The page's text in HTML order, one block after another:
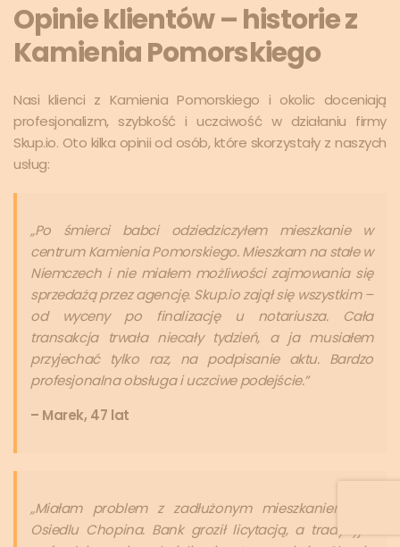
Opinie klientów – historie z
Kamienia Pomorskiego
Nasi klienci z Kamienia Pomorskiego i okolic doceniają
profesjonalizm, szybkość i uczciwość w działaniu firmy
Skup.io. Oto kilka opinii od osób, które skorzystały z naszych
usług:
„Po śmierci babci odziedziczyłem mieszkanie w
centrum Kamienia Pomorskiego. Mieszkam na stałe w
Niemczech i nie miałem możliwości zajmowania się
sprzedażą przez agencję. Skup.io zajął się wszystkim –
od wyceny po finalizację u notariusza. Cała
transakcja trwała niecały tydzień, a ja musiałem
przyjechać tylko raz, na podpisanie aktu. Bardzo
profesjonalna obsługa i uczciwe podejście.”
– Marek, 47 lat
„Miałam problem z zadłużonym mieszkaniem na
Osiedlu Chopina. Bank groził licytacją, a tradycyjni